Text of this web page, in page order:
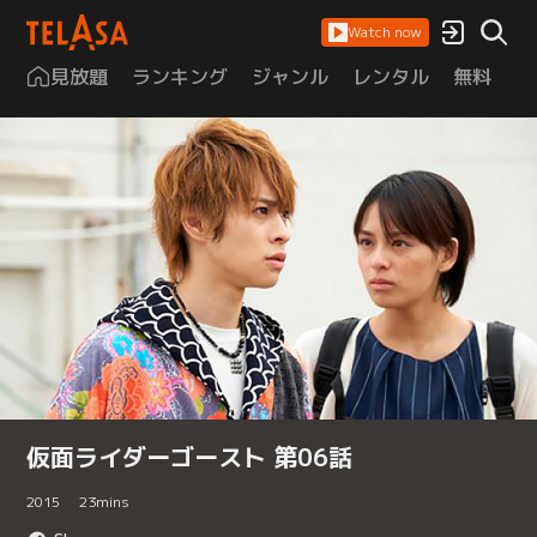
Watch now
見放題 ランキング ジャンル レンタル 無料
仮面ライダーゴースト 第06話
2015 23mins